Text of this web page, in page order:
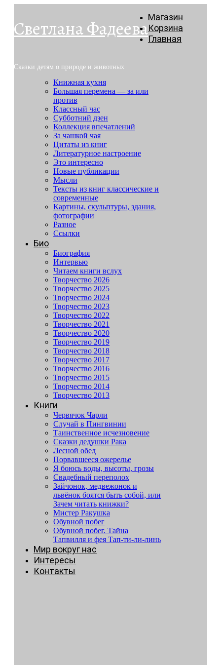
Светлана Фадеева
Сказки детям о природе и животных
Магазин
Корзина
Главная
Книжная кухня
Большая перемена — за или
против
Классный час
Субботний дзен
Коллекция впечатлений
За чашкой чая
Цитаты из книг
Литературное настроение
Это интересно
Новые публикации
Мысли
Тексты из книг классические и
современные
Картины, скульптуры, здания,
фотографии
Разное
Ссылки
Био
Биография
Интервью
Читаем книги вслух
Творчество 2026
Творчество 2025
Творчество 2024
Творчество 2023
Творчество 2022
Творчество 2021
Творчество 2020
Творчество 2019
Творчество 2018
Творчество 2017
Творчество 2016
Творчество 2015
Творчество 2014
Творчество 2013
Книги
Червячок Чарли
Случай в Пингвинии
Таинственное исчезновение
Сказки дедушки Рака
Лесной обед
Порвавшееся ожерелье
Я боюсь воды, высоты, грозы
Свадебный переполох
Зайчонок, медвежонок и
львёнок боятся быть собой, или
Зачем читать книжки?
Мистер Ракушка
Обувной побег
Обувной побег. Тайна
Тапвилля и фея Тап-ти-ли-линь
Мир вокруг нас
Интересы
Контакты